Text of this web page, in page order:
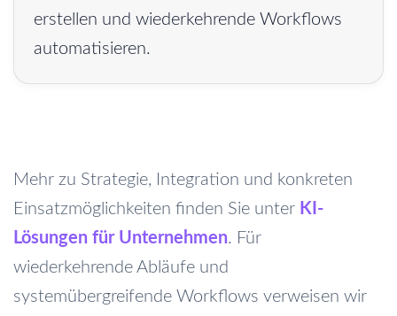
erstellen und wiederkehrende Workflows
automatisieren.
Mehr zu Strategie, Integration und konkreten
Einsatzmöglichkeiten finden Sie unter KI-
Lösungen für Unternehmen. Für
wiederkehrende Abläufe und
systemübergreifende Workflows verweisen wir